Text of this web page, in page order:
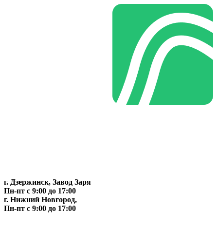
г. Дзержинск, Завод Заря
Пн-пт c 9:00 до 17:00
г. Нижний Новгород,
Пн-пт c 9:00 до 17:00